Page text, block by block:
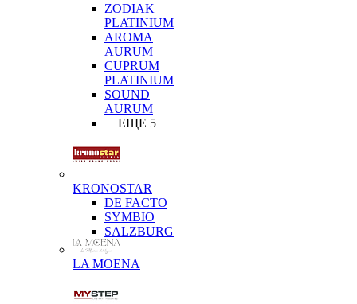
ZODIAK
PLATINIUM
AROMA
AURUM
CUPRUM
PLATINIUM
SOUND
AURUM
+ ЕЩЕ 5
KRONOSTAR
DE FACTO
SYMBIO
SALZBURG
LA MOENA